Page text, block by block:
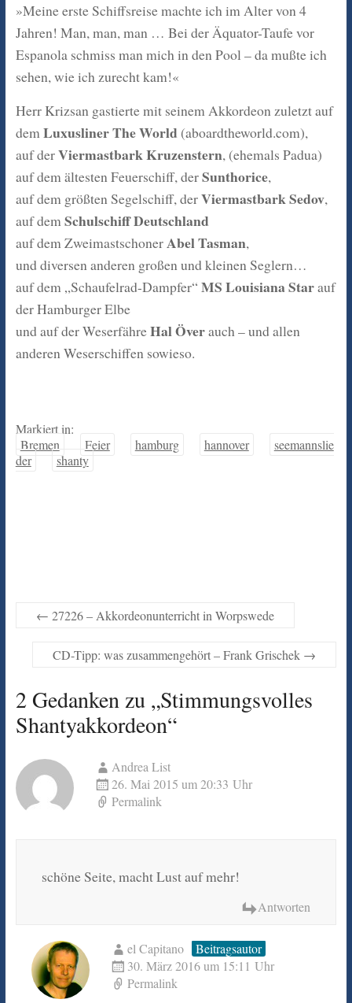
»Meine erste Schiffsreise machte ich im Alter von 4
Jahren! Man, man, man … Bei der Äquator-Taufe vor
Espanola schmiss man mich in den Pool – da mußte ich
sehen, wie ich zurecht kam!«
Herr Krizsan gastierte mit seinem Akkordeon zuletzt auf
demLuxusliner The World(aboardtheworld.com),
auf derViermastbark Kruzenstern, (ehemals Padua)
auf dem ältesten Feuerschiff, derSunthorice,
auf dem größten Segelschiff, derViermastbark Sedov,
auf demSchulschiff Deutschland
auf dem ZweimastschonerAbel Tasman,
und diversen anderen großen und kleinen Seglern…
auf dem „Schaufelrad-Dampfer“ MS Louisiana Starauf
der Hamburger Elbe
und auf der WeserfähreHal Överauch – und allen
anderen Weserschiffen sowieso.
Markiert in:
Bremen
Feier hamburg hannover
seemannslie
der
shanty
← 27226 – Akkordeonunterricht in Worpswede
CD-Tipp: was zusammengehört – Frank Grischek →
2 Gedanken zu „Stimmungsvolles
Shantyakkordeon“
Andrea List
26. Mai 2015 um 20:33 Uhr
Permalink
schöne Seite, macht Lust auf mehr!
Antworten
el Capitano
Beitragsautor
30. März 2016 um 15:11 Uhr
Permalink